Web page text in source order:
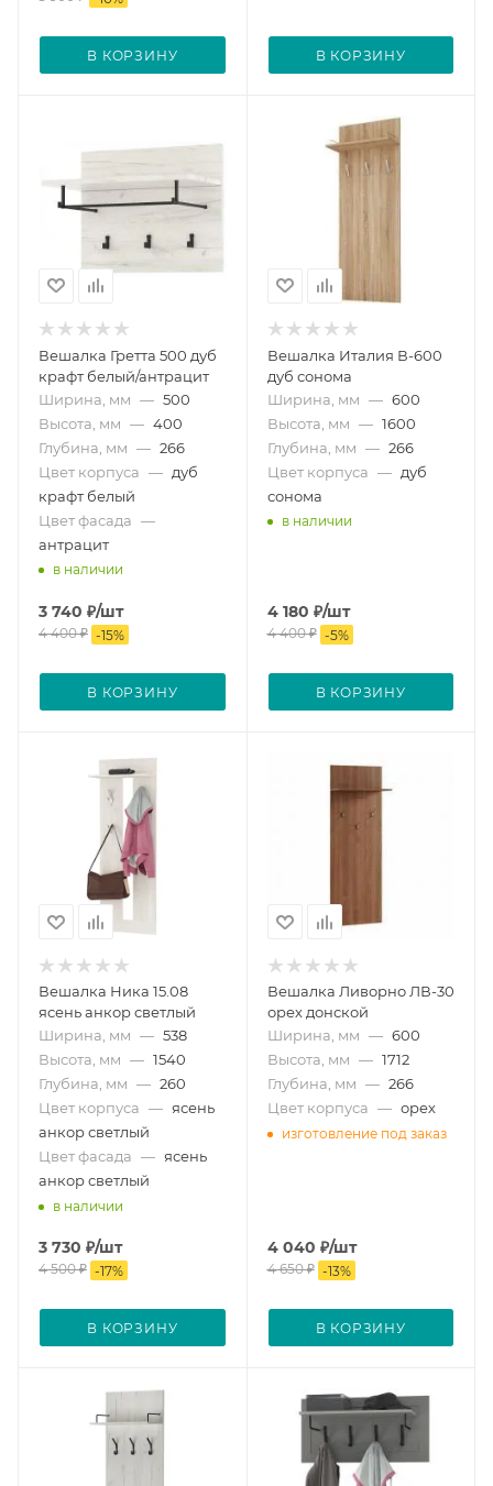
В КОРЗИНУ В КОРЗИНУ
Вешалка Гретта 500 дуб
крафт белый/антрацит
Ширина, мм — 500
Высота, мм — 400
Глубина, мм — 266
Цвет корпуса — дуб
крафт белый
Цвет фасада —
антрацит
в наличии
3 740 ₽/шт
4 400₽ -15%
В КОРЗИНУ
Вешалка Италия В-600
дуб сонома
Ширина, мм — 600
Высота, мм — 1600
Глубина, мм — 266
Цвет корпуса — дуб
сонома
в наличии
4 180 ₽/шт
4 400₽ -5%
В КОРЗИНУ
Вешалка Ника 15.08
ясень анкор светлый
Ширина, мм — 538
Высота, мм — 1540
Глубина, мм — 260
Цвет корпуса — ясень
анкор светлый
Цвет фасада — ясень
анкор светлый
в наличии
3 730 ₽/шт
4 500₽ -17%
В КОРЗИНУ
Вешалка Ливорно ЛВ-30
орех донской
Ширина, мм — 600
Высота, мм — 1712
Глубина, мм — 266
Цвет корпуса — орех
изготовление под заказ
4 040 ₽/шт
4 650₽ -13%
В КОРЗИНУ